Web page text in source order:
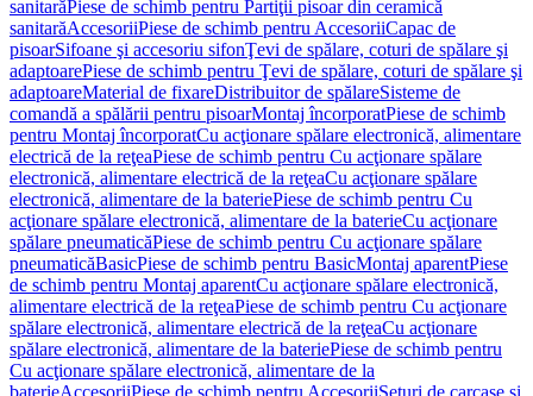
sanitarăPiese de schimb pentru Partiţii pisoar din ceramică
sanitarăAccesoriiPiese de schimb pentru AccesoriiCapac de
pisoarSifoane şi accesoriu sifonŢevi de spălare, coturi de spălare şi
adaptoarePiese de schimb pentru Ţevi de spălare, coturi de spălare şi
adaptoareMaterial de fixareDistribuitor de spălareSisteme de
comandă a spălării pentru pisoarMontaj încorporatPiese de schimb
pentru Montaj încorporatCu acţionare spălare electronică, alimentare
electrică de la reţeaPiese de schimb pentru Cu acţionare spălare
electronică, alimentare electrică de la reţeaCu acţionare spălare
electronică, alimentare de la bateriePiese de schimb pentru Cu
acţionare spălare electronică, alimentare de la baterieCu acţionare
spălare pneumaticăPiese de schimb pentru Cu acţionare spălare
pneumaticăBasicPiese de schimb pentru BasicMontaj aparentPiese
de schimb pentru Montaj aparentCu acţionare spălare electronică,
alimentare electrică de la reţeaPiese de schimb pentru Cu acţionare
spălare electronică, alimentare electrică de la reţeaCu acţionare
spălare electronică, alimentare de la bateriePiese de schimb pentru
Cu acţionare spălare electronică, alimentare de la
baterieAccesoriiPiese de schimb pentru AccesoriiSeturi de carcase şi